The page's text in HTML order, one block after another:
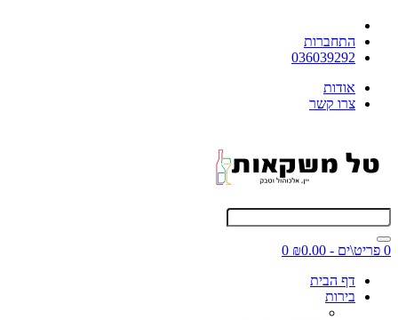
התחברות
036039292
אודות
צרו קשר
0 פריט\ים - ₪0.00
0
דף הבית
בירות